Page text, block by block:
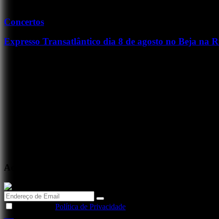
Concertos
Expresso Transatlântico dia 8 de agosto no Beja na
Acabou de tocar...
Política de Privacidade